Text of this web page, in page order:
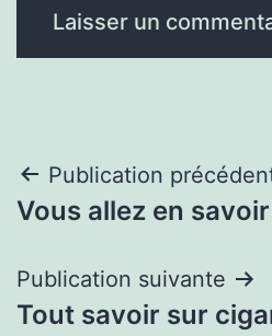
Navigation
de
l’article
Publication
Vous allez en
Publication suivante
Tout savoir sur